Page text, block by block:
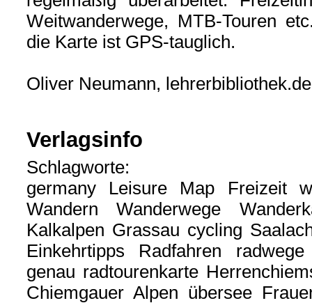
Weitwanderwege, MTB-Touren
die Karte ist GPS-tauglich.
Oliver Neumann, lehrerbibliothek.de
Verlagsinfo
Schlagworte:
germany Leisure Map Freizeit
Wandern Wanderwege
Kalkalpen Grassau cycling
Einkehrtipps Radfahren
genau radtourenkarte
Chiemgauer Alpen übersee